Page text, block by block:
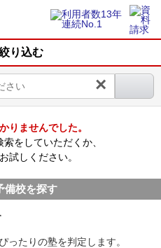
り込む
×
りませんでした。
をしていただくか、
試しください。
備校を探す
ったりの塾を判定します。